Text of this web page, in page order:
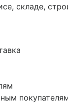
складе,